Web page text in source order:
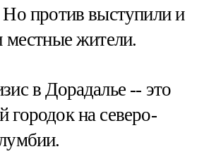
Но против выступили и
местные жители.
в Дорадалье -- это
городок на северо-